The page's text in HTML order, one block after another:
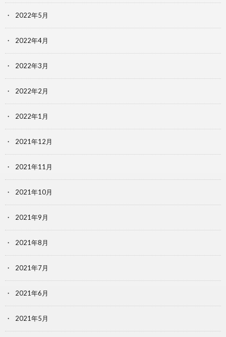
2022年5月
2022年4月
2022年3月
2022年2月
2022年1月
2021年12月
2021年11月
2021年10月
2021年9月
2021年8月
2021年7月
2021年6月
2021年5月